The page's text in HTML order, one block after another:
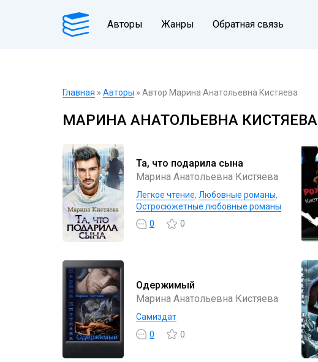
Авторы Жанры Обратная связь
Главная » Авторы » Автор Марина Анатольевна Кистяева
МАРИНА АНАТОЛЬЕВНА КИСТЯЕВА
Та, что подарила сына
Марина Анатольевна Кистяева
Легкое чтение, Любовные романы,
Остросюжетные любовные романы
0
0
Одержимый
Марина Анатольевна Кистяева
Самиздат
0
0